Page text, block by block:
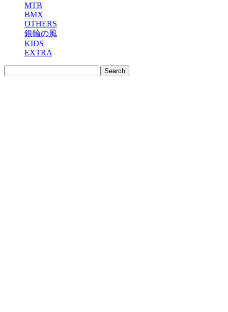
MTB
BMX
OTHERS
銀輪の風
KIDS
EXTRA